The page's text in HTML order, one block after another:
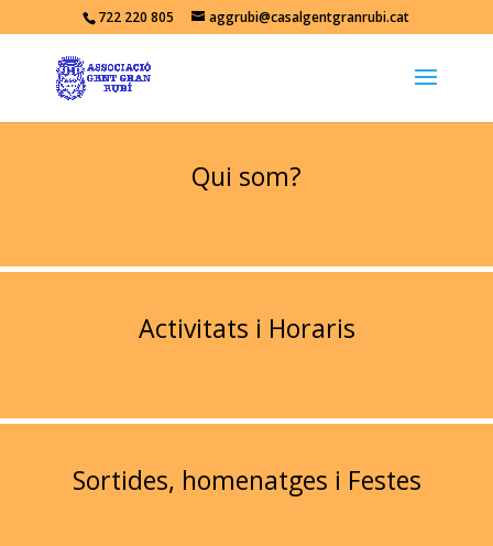
722 220 805 aggrubi@casalgentgranrubi.cat
Qui som?
Activitats i Horaris
Sortides, homenatges i Festes